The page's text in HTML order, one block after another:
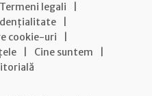
Termeni legali
cookie-uri
Cine suntem